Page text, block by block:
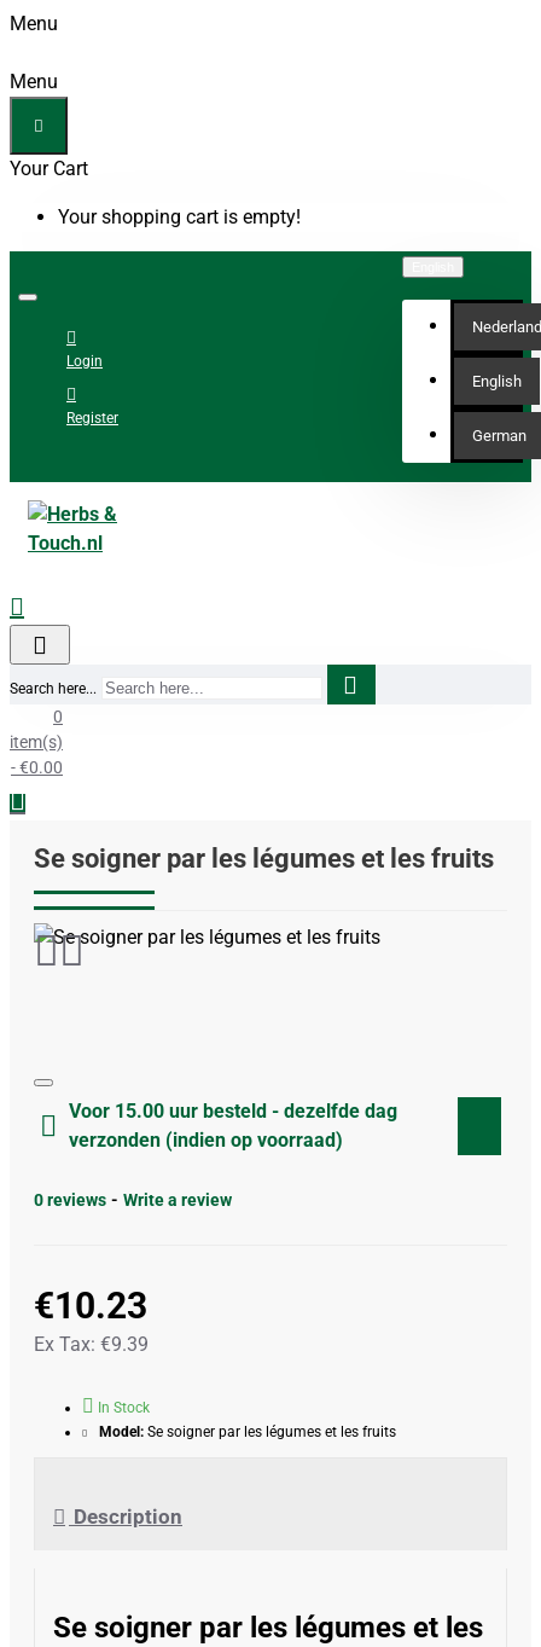
Menu
Menu
Your Cart
Your shopping cart is empty!
Login
Register
English
German
Search here...
0
item(s)
- €0.00
Se soigner par les légumes et les fruits
Voor 15.00 uur besteld - dezelfde dag
verzonden (indien op voorraad)
0 reviews - Write a review
€10.23
Ex Tax: €9.39
In Stock
Model: Se soigner par les légumes et les fruits
Description
Se soigner par les légumes et les